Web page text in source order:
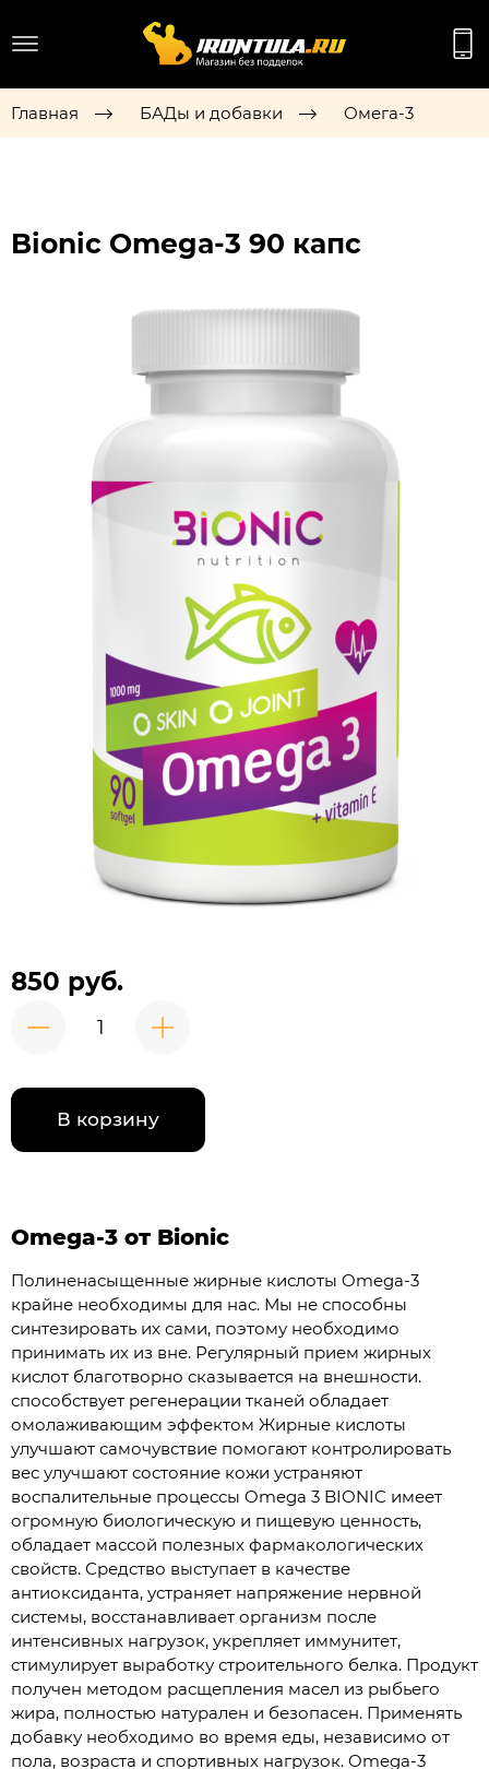
Главная БАДы и добавки Омега-3
Bionic Omega-3 90 капс
850 руб.
В корзину
Omega-3 от Bionic
Полиненасыщенные жирные кислоты Omega-3
крайне необходимы для нас. Мы не способны
синтезировать их сами, поэтому необходимо
принимать их из вне. Регулярный прием жирных
кислот благотворно сказывается на внешности.
способствует регенерации тканей обладает
омолаживающим эффектом Жирные кислоты
улучшают самочувствие помогают контролировать
вес улучшают состояние кожи устраняют
воспалительные процессы Omega 3 BIONIC имеет
огромную биологическую и пищевую ценность,
обладает массой полезных фармакологических
свойств. Средство выступает в качестве
антиоксиданта, устраняет напряжение нервной
системы, восстанавливает организм после
интенсивных нагрузок, укрепляет иммунитет,
стимулирует выработку строительного белка. Продукт
получен методом расщепления масел из рыбьего
жира, полностью натурален и безопасен. Применять
добавку необходимо во время еды, независимо от
пола, возраста и спортивных нагрузок. Omega-3